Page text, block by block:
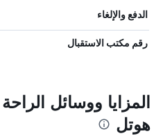
الدفع والإلغاء
رقم مكتب الاستقبال
المزايا ووسائل
هوتل